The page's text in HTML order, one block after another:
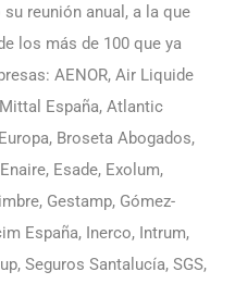
su reunión anual, a la que
los más de 100 que ya
AENOR, Air Liquide
España, Atlantic
Broseta Abogados,
Esade, Exolum,
Gestamp, Gómez-
España, Inerco, Intrum,
Seguros Santalucía, SGS,